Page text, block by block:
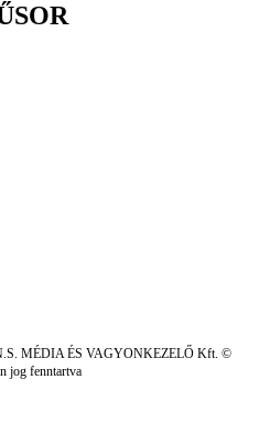
MÉDIA ÉS VAGYONKEZELŐ Kft. ©
jog fenntartva